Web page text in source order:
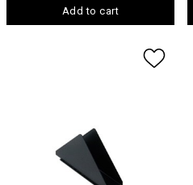
Add to cart